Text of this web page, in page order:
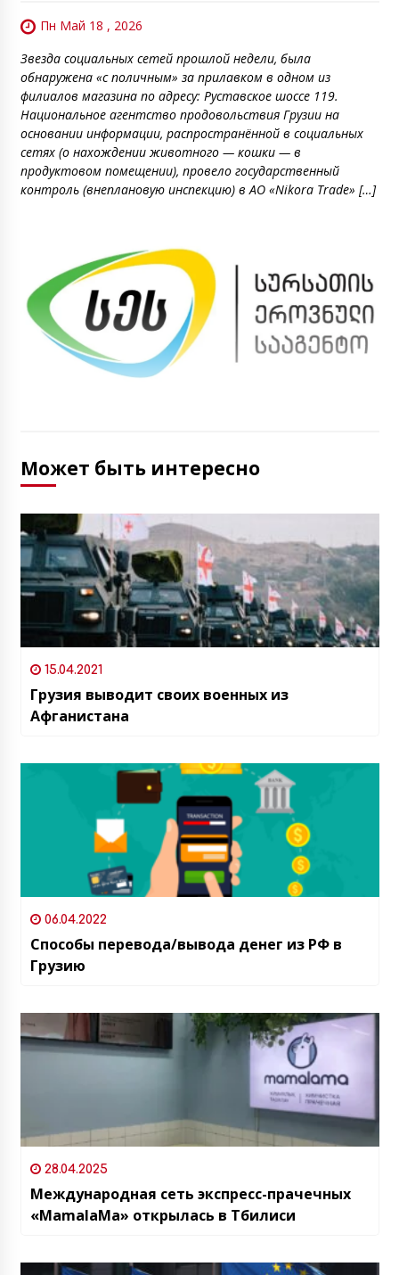
Пн Май 18 , 2026
Звезда социальных сетей прошлой недели, была
обнаружена «с поличным» за прилавком в одном из
филиалов магазина по адресу: Руставское шоссе 119.
Национальное агентство продовольствия Грузии на
основании информации, распространённой в социальных
сетях (о нахождении животного — кошки — в
продуктовом помещении), провело государственный
контроль (внеплановую инспекцию) в АО «Nikora Trade» […]
Может быть интересно
15.04.2021
Грузия выводит своих военных из
Афганистана
06.04.2022
Способы перевода/вывода денег из РФ в
Грузию
28.04.2025
Международная сеть экспресс-прачечных
«MamalaMa» открылась в Тбилиси